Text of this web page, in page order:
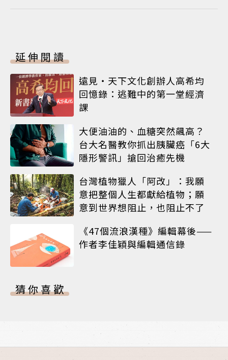
延伸閱讀
遠見‧天下文化創辦人高希均
回憶錄：逃難中的第一堂經濟
課
大便油油的、血糖突然飆高？
台大名醫教你抓出胰臟癌「6大
隱形警訊」搶回治癒先機
台灣植物獵人「阿改」：我願
意把整個人生都獻給植物；願
意到世界想阻止，也阻止不了
《47個流浪漢種》編輯幕後——
作者李佳穎與編輯通信錄
猜你喜歡